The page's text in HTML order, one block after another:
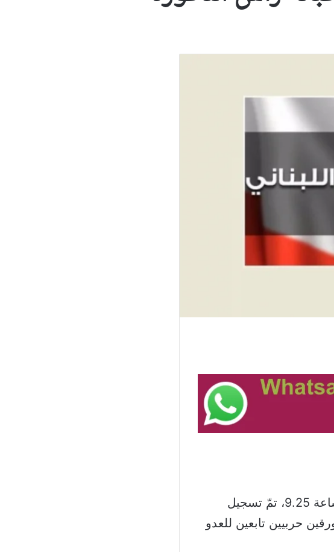
بتاريخ 21 / 9 / 2023 اعتبارًا من الساعة 7.45 ولغاية الساعة 9.25، تمّ تسجيل
حربيين تابعين للعدو